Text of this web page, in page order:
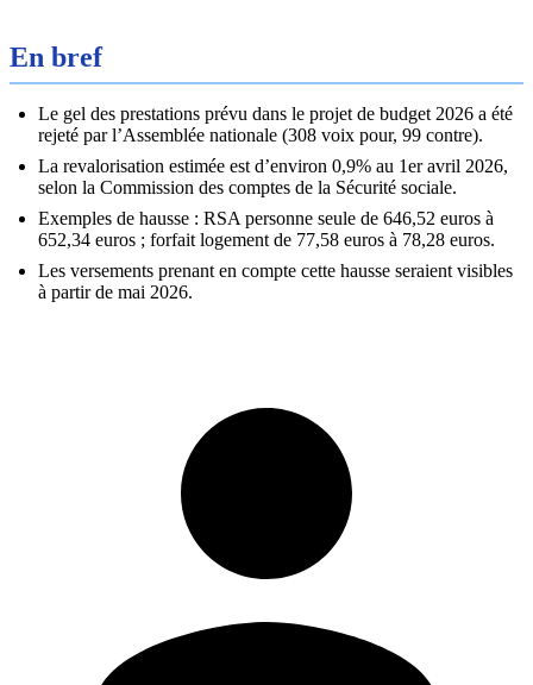
En bref
Le gel des prestations prévu dans le projet de budget 2026 a été
rejeté par l’Assemblée nationale (308 voix pour, 99 contre).
La revalorisation estimée est d’environ 0,9% au 1er avril 2026,
selon la Commission des comptes de la Sécurité sociale.
Exemples de hausse : RSA personne seule de 646,52 euros à
652,34 euros ; forfait logement de 77,58 euros à 78,28 euros.
Les versements prenant en compte cette hausse seraient visibles
à partir de mai 2026.